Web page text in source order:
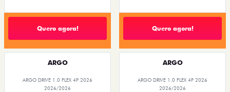
Quero agora! Quero agora!
ARGO
ARGO DRIVE 1.0 FLEX 4P 2026
2026/2026
ARGO
ARGO DRIVE 1.0 FLEX 4P 2026
2026/2026